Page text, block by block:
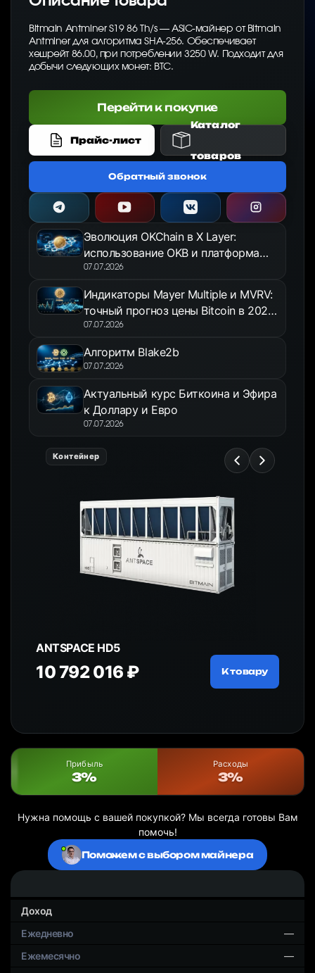
Bitmain Antminer S19 86 Th/s — ASIC-майнер от Bitmain
Antminer для алгоритма SHA-256. Обеспечивает
хешрейт 86.00, при потреблении 3250 W. Подходит для
добычи следующих монет: BTC.
Перейти к покупке
Прайс-лист
Каталог
товаров
Обратный звонок
Эволюция OKChain в X Layer:
использование OKB и платформа
OKX Jumpstart в 2026 году
07.07.2026
Индикаторы Mayer Multiple и MVRV:
точный прогноз цены Bitcoin в 2026
году
07.07.2026
Алгоритм Blake2b
07.07.2026
Актуальный курс Биткоина и Эфира
к Доллару и Евро
07.07.2026
Контейнер
ANTSPACE HD5
10 792 016 ₽ К товару
Прибыль
3%
Расходы
3%
Нужна помощь с вашей покупкой? Мы всегда готовы Вам
помочь!
Поможем с выбором майнера
Доход
—
—